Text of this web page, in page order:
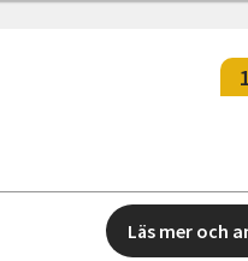
Läs mer och